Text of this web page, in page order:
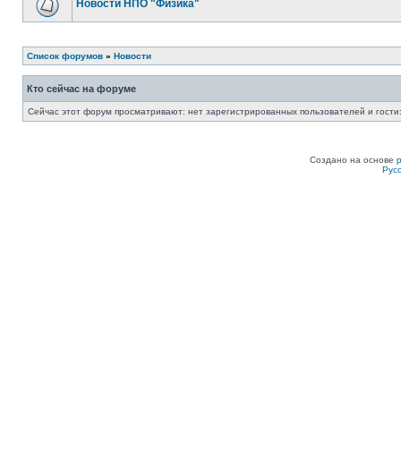
Новости НПО "Физика"
Список форумов » Новости
Кто сейчас на форуме
Сейчас этот форум просматривают: нет зарегистрированных пользователей и
Создано на основе